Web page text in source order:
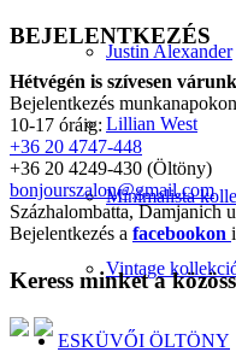
Justin Alexander
Lillian West
Minimalista
Vintage
ESKÜVŐI ÖLTÖNY
BEJELENTKEZÉS
Hétvégén is szívesen
Bejelentkezés munkanapokon
10-17 óráig:
+36 20 4747-448
+36 20 4249-430 (Öltöny)
bonjourszalon@gmail.com
Százhalombatta, Damjanich
Bejelentkezés a facebookon
Keress minket a